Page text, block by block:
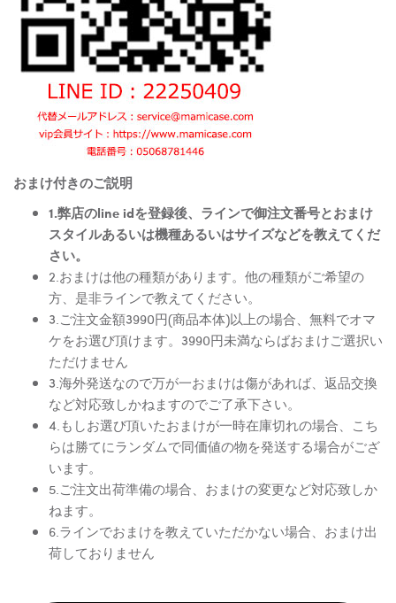
おまけ付きのご説明
1.弊店のline idを登録後、ラインで御注文番号とおまけ
スタイルあるいは機種あるいはサイズなどを教えてくだ
さい。
2.おまけは他の種類があります。他の種類がご希望の
方、是非ラインで教えてください。
3.ご注文金額3990円(商品本体)以上の場合、無料でオマ
ケをお選び頂けます。3990円未満ならばおまけご選択い
ただけません
3.海外発送なので万が一おまけは傷があれば、返品交換
など対応致しかねますのでご了承下さい。
4.もしお選び頂いたおまけが一時在庫切れの場合、こち
らは勝てにランダムで同価値の物を発送する場合がござ
います。
5.ご注文出荷準備の場合、おまけの変更など対応致しか
ねます。
6.ラインでおまけを教えていただかない場合、おまけ出
荷しておりません